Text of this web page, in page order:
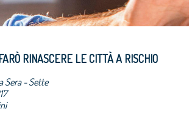
RINASCERE LE CITTÀ A RISCHIO
Sera - Sette